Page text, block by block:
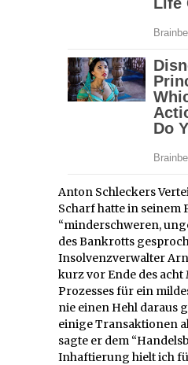
Anton Schleckers
Scharf hatte in seinem
“minderschweren,
des Bankrotts
Insolvenzverwalter
kurz vor Ende des
Prozesses für ein
nie einen Hehl daraus
einige Transaktionen
sagte er dem
Inhaftierung hielt ich